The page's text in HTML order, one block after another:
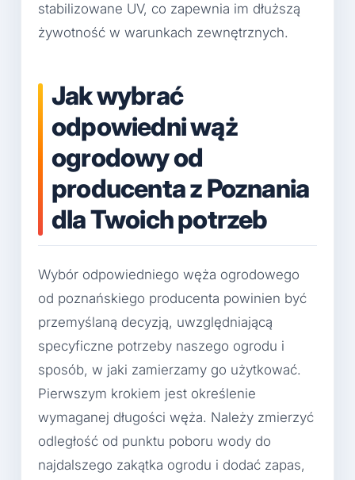
stabilizowane UV, co zapewnia im dłuższą
żywotność w warunkach zewnętrznych.
Jak wybrać
odpowiedni wąż
ogrodowy od
producenta z Poznania
dla Twoich potrzeb
Wybór odpowiedniego węża ogrodowego
od poznańskiego producenta powinien być
przemyślaną decyzją, uwzględniającą
specyficzne potrzeby naszego ogrodu i
sposób, w jaki zamierzamy go użytkować.
Pierwszym krokiem jest określenie
wymaganej długości węża. Należy zmierzyć
odległość od punktu poboru wody do
najdalszego zakątka ogrodu i dodać zapas,